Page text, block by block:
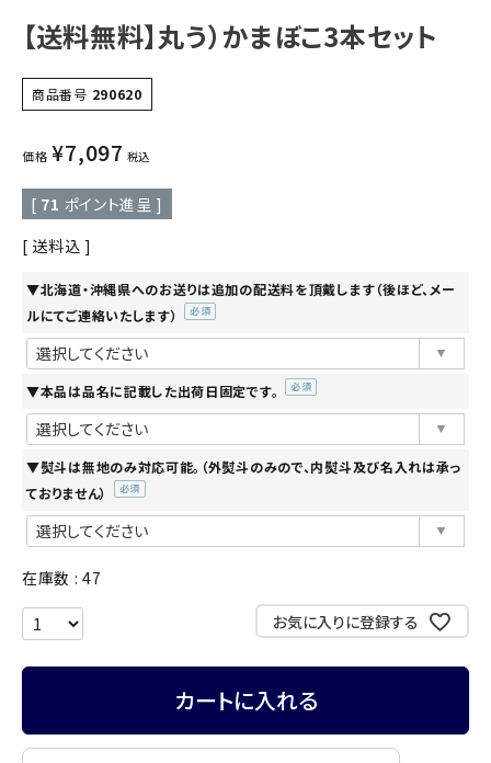
【送料無料】丸う）かまぼこ3本セット
商品番号 290620
価格 ¥7,097 税込
[ 71 ポイント進呈 ]
送料込
▼北海道・沖縄県へのお送りは追加の配送料を頂戴します（後ほど、メー
ルにてご連絡いたします）
▼本品は品名に記載した出荷日固定です。
▼熨斗は無地のみ対応可能。（外熨斗のみので、内熨斗及び名入れは承っ
ておりません）
須)
在庫数
47
お気に入りに登録する
カートに入れる